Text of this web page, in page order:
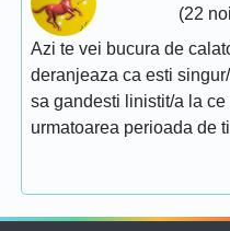
(22
Azi te vei bucura de
deranjeaza ca esti
sa gandesti linistit/a la
urmatoarea perioada de